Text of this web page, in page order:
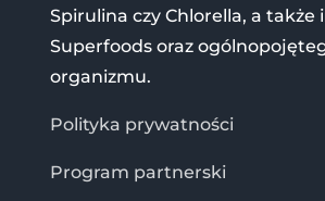
Spirulina czy Chlorella, a także
Superfoods oraz
organizmu.
Polityka prywatności
Program partnerski